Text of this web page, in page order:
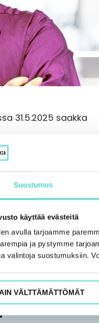
Suostumus
käyttää evästeitä
avulla tarjoamme
ja pystymme
valintoja suostumuksiin.
VÄLTTÄMÄTTÖMÄT
31.5.2025 saakka